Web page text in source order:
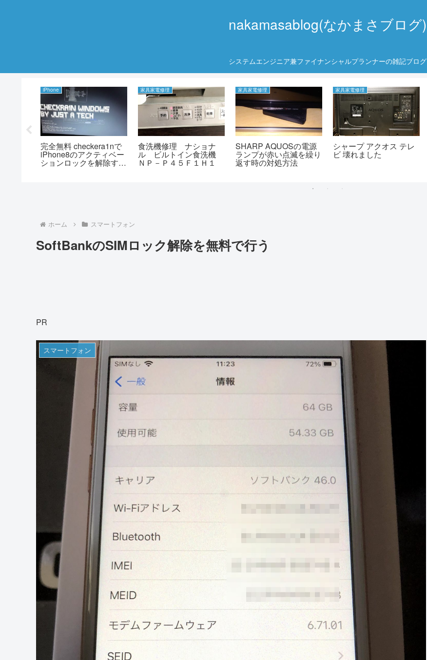
nakamasablog(なかまさブログ)
システムエンジニア兼ファイナンシャルプランナーの雑記ブログ
iPhone
完全無料 checkera1nで
iPhone8のアクティベー
ションロックを解除する
家具家電修理
食洗機修理 ナショナ
ル ビルトイン食洗機
ＮＰ－Ｐ４５Ｆ１Ｈ１
家具家電修理
SHARP AQUOSの電源
ランプが赤い点滅を繰り
返す時の対処方法
家具家電修理
シャープ アクオス テレ
ビ 壊れました
ホーム スマートフォン
SoftBankのSIMロック解除を無料で行う
PR
スマートフォン